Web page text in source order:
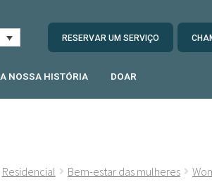
RESERVAR UM SERVIÇO
A NOSSA HISTÓRIA DOAR
Residencial Bem-estar das mulheres